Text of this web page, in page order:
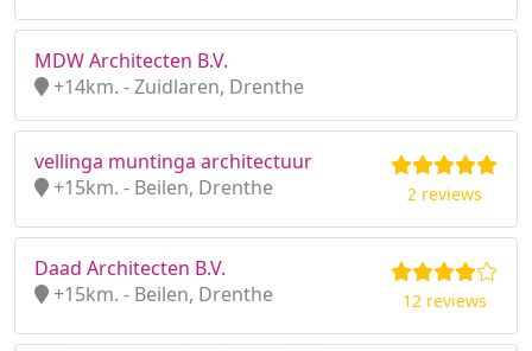
MDW Architecten B.V.
+14km. - Zuidlaren, Drenthe
vellinga muntinga architectuur
+15km. - Beilen, Drenthe
2 reviews
Daad Architecten B.V.
+15km. - Beilen, Drenthe
12 reviews